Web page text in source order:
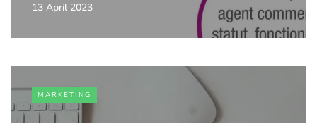
13 April 2023
MARKETING